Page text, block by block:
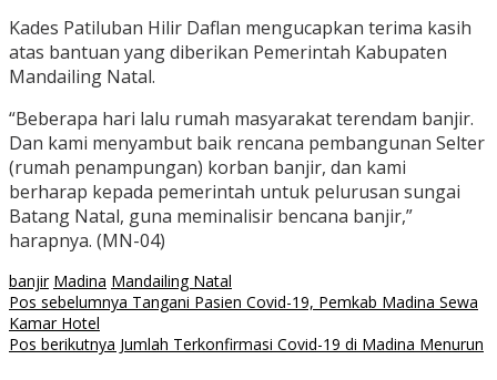
Kades Patiluban Hilir Daflan mengucapkan terima kasih
atas bantuan yang diberikan Pemerintah Kabupaten
Mandailing Natal.
“Beberapa hari lalu rumah masyarakat terendam banjir.
Dan kami menyambut baik rencana pembangunan Selter
(rumah penampungan) korban banjir, dan kami
berharap kepada pemerintah untuk pelurusan sungai
Batang Natal, guna meminalisir bencana banjir,”
harapnya. (MN-04)
banjir Madina Mandailing Natal
Navigasi
pos
Pos sebelumnya Tangani Pasien Covid-19, Pemkab Madina Sewa
Kamar Hotel
Pos berikutnya Jumlah Terkonfirmasi Covid-19 di Madina Menurun